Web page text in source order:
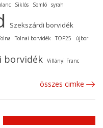
Siklós Somló syrah
Szekszárdi borvidék
Tolnai borvidék TOP25 újbor
borvidék Villányi Franc
összes cimke